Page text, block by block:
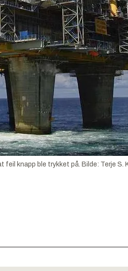
feil knapp ble trykket på. Bilde: Terje S.